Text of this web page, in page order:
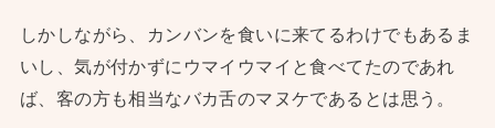
しかしながら、カンバンを食いに来てるわけでもあるま
いし、気が付かずにウマイウマイと食べてたのであれ
ば、客の方も相当なバカ舌のマヌケであるとは思う。